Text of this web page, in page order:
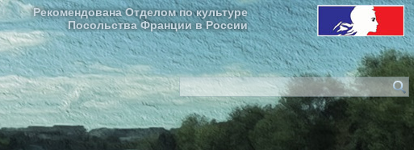
Рекомендована Отделом по культуре
Посольства Франции в России